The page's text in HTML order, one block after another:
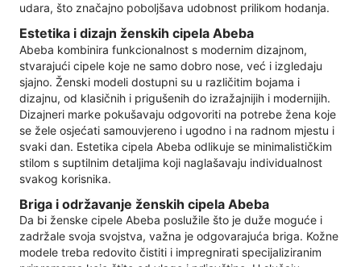
udara, što značajno poboljšava udobnost prilikom hodanja.
Estetika i dizajn ženskih cipela Abeba
Abeba kombinira funkcionalnost s modernim dizajnom,
stvarajući cipele koje ne samo dobro nose, već i izgledaju
sjajno. Ženski modeli dostupni su u različitim bojama i
dizajnu, od klasičnih i prigušenih do izražajnijih i modernijih.
Dizajneri marke pokušavaju odgovoriti na potrebe žena koje
se žele osjećati samouvjereno i ugodno i na radnom mjestu i
svaki dan. Estetika cipela Abeba odlikuje se minimalističkim
stilom s suptilnim detaljima koji naglašavaju individualnost
svakog korisnika.
Briga i održavanje ženskih cipela Abeba
Da bi ženske cipele Abeba poslužile što je duže moguće i
zadržale svoja svojstva, važna je odgovarajuća briga. Kožne
modele treba redovito čistiti i impregnirati specijaliziranim